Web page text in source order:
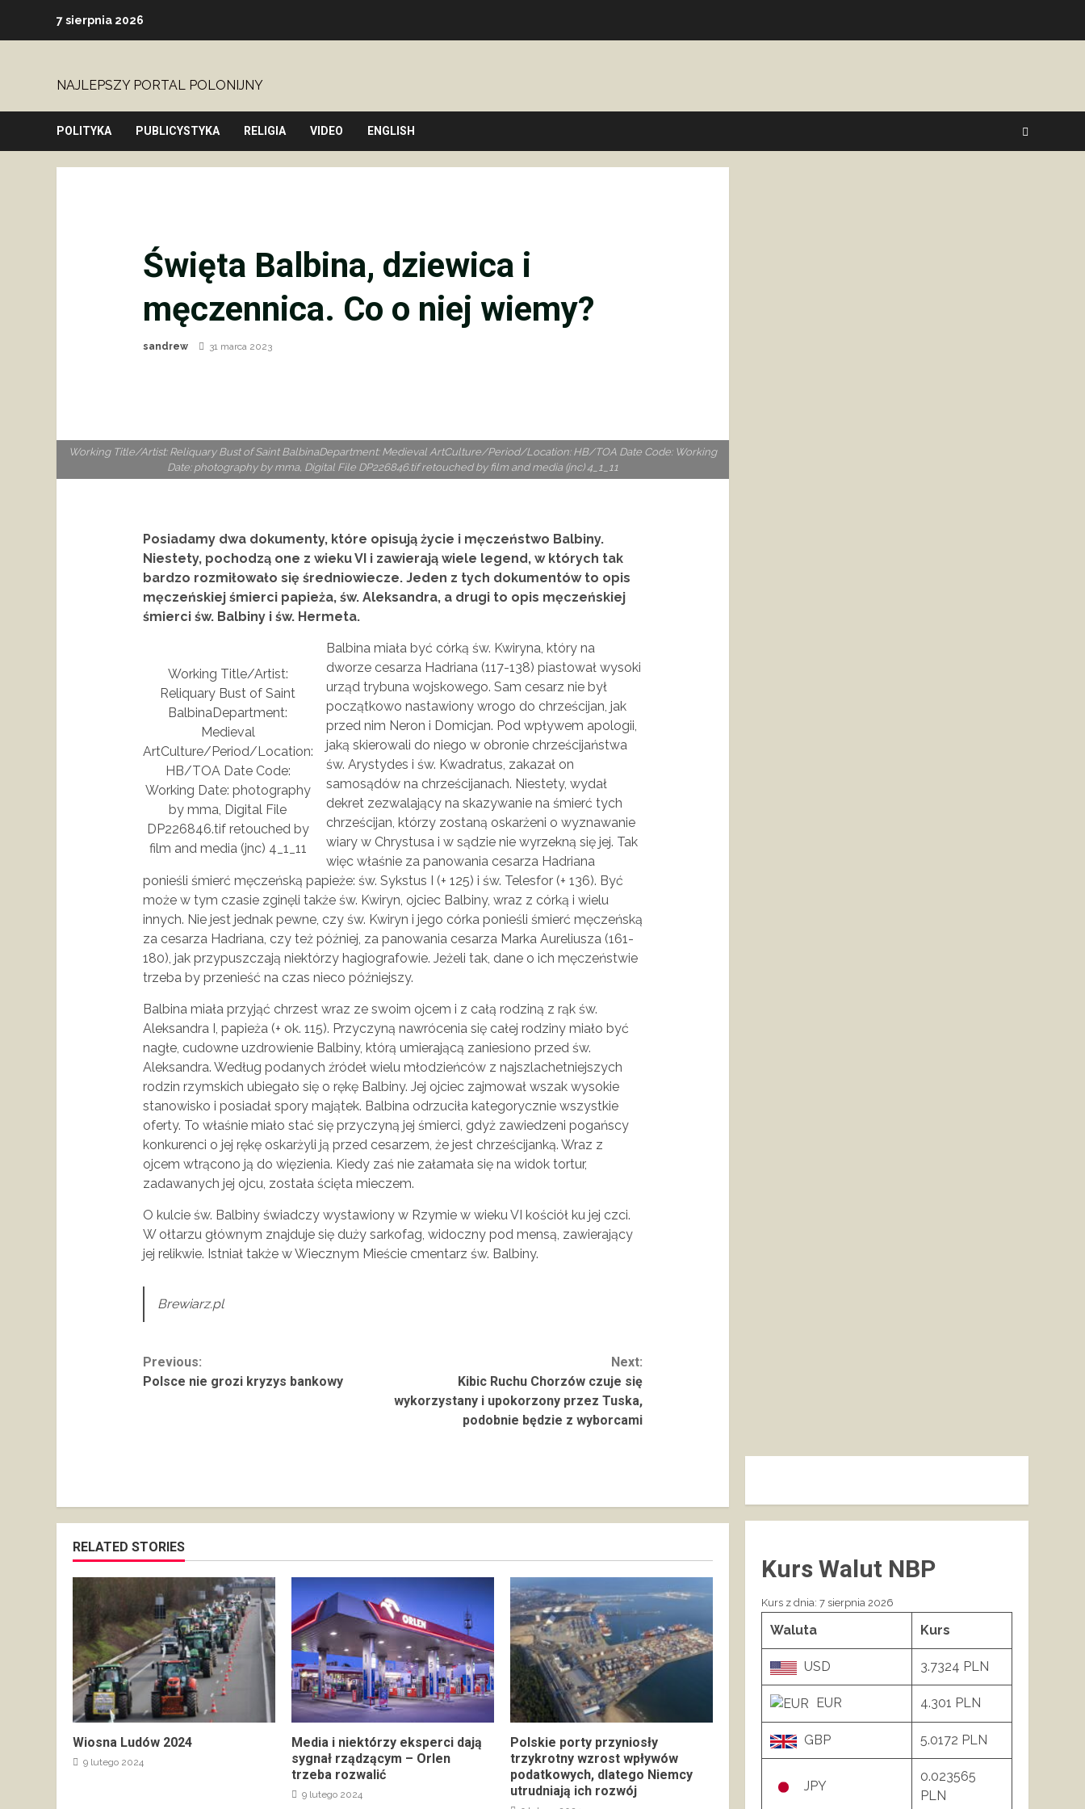
7 sierpnia 2026
NAJLEPSZY PORTAL POLONIJNY
POLITYKA PUBLICYSTYKA RELIGIA VIDEO ENGLISH
Święta Balbina, dziewica i
męczennica. Co o niej wiemy?
sandrew 31 marca 2023
Working Title/Artist: Reliquary Bust of Saint BalbinaDepartment: Medieval ArtCulture/Period/Location: HB/TOA Date Code: Working
Date: photography by mma, Digital File DP226846.tif retouched by film and media (jnc) 4_1_11
Posiadamy dwa dokumenty, które opisują życie i męczeństwo Balbiny.
Niestety, pochodzą one z wieku VI i zawierają wiele legend, w których tak
bardzo rozmiłowało się średniowiecze. Jeden z tych dokumentów to opis
męczeńskiej śmierci papieża, św. Aleksandra, a drugi to opis męczeńskiej
śmierci św. Balbiny i św. Hermeta.
Working Title/Artist:
Reliquary Bust of Saint
BalbinaDepartment:
Medieval
ArtCulture/Period/Location:
HB/TOA Date Code:
Working Date: photography
by mma, Digital File
DP226846.tif retouched by
film and media (jnc) 4_1_11
Balbina miała być córką św. Kwiryna, który na
dworze cesarza Hadriana (117-138) piastował wysoki
urząd trybuna wojskowego. Sam cesarz nie był
początkowo nastawiony wrogo do chrześcijan, jak
przed nim Neron i Domicjan. Pod wpływem apologii,
jaką skierowali do niego w obronie chrześcijaństwa
św. Arystydes i św. Kwadratus, zakazał on
samosądów na chrześcijanach. Niestety, wydał
dekret zezwalający na skazywanie na śmierć tych
chrześcijan, którzy zostaną oskarżeni o wyznawanie
wiary w Chrystusa i w sądzie nie wyrzekną się jej. Tak
więc właśnie za panowania cesarza Hadriana
ponieśli śmierć męczeńską papieże: św. Sykstus I (+ 125) i św. Telesfor (+ 136). Być
może w tym czasie zginęli także św. Kwiryn, ojciec Balbiny, wraz z córką i wielu
innych. Nie jest jednak pewne, czy św. Kwiryn i jego córka ponieśli śmierć męczeńską
za cesarza Hadriana, czy też później, za panowania cesarza Marka Aureliusza (161-
180), jak przypuszczają niektórzy hagiografowie. Jeżeli tak, dane o ich męczeństwie
trzeba by przenieść na czas nieco późniejszy.
Balbina miała przyjąć chrzest wraz ze swoim ojcem i z całą rodziną z rąk św.
Aleksandra I, papieża (+ ok. 115). Przyczyną nawrócenia się całej rodziny miało być
nagłe, cudowne uzdrowienie Balbiny, którą umierającą zaniesiono przed św.
Aleksandra. Według podanych źródeł wielu młodzieńców z najszlachetniejszych
rodzin rzymskich ubiegało się o rękę Balbiny. Jej ojciec zajmował wszak wysokie
stanowisko i posiadał spory majątek. Balbina odrzuciła kategorycznie wszystkie
oferty. To właśnie miało stać się przyczyną jej śmierci, gdyż zawiedzeni pogańscy
konkurenci o jej rękę oskarżyli ją przed cesarzem, że jest chrześcijanką. Wraz z
ojcem wtrącono ją do więzienia. Kiedy zaś nie załamała się na widok tortur,
zadawanych jej ojcu, została ścięta mieczem.
O kulcie św. Balbiny świadczy wystawiony w Rzymie w wieku VI kościół ku jej czci.
W ołtarzu głównym znajduje się duży sarkofag, widoczny pod mensą, zawierający
jej relikwie. Istniał także w Wiecznym Mieście cmentarz św. Balbiny.
Brewiarz.pl
Continue
Previous:
Polsce nie grozi kryzys bankowy
Next:
Kibic Ruchu Chorzów czuje się
wykorzystany i upokorzony przez Tuska,
podobnie będzie z wyborcami
RELATED STORIES
Wiosna Ludów 2024
9 lutego 2024
Media i niektórzy eksperci dają
sygnał rządzącym – Orlen
trzeba rozwalić
9 lutego 2024
Polskie porty przyniosły
trzykrotny wzrost wpływów
podatkowych, dlatego Niemcy
utrudniają ich rozwój
Kurs Walut NBP
Kurs z dnia: 7 sierpnia 2026
Waluta Kurs
USD 3.7324 PLN
EUR 4.301 PLN
GBP 5.0172 PLN
JPY
0.023565
PLN